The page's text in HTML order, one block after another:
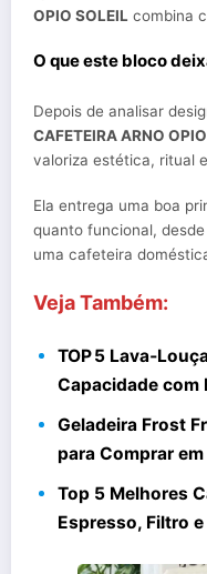
OPIO SOLEIL combina
O que este bloco
Depois de analisar
CAFETEIRA ARNO
valoriza estética, ritual
Ela entrega uma boa
quanto funcional,
uma cafeteira
Veja Também:
TOP 5
Capacidade com
Geladeira Frost
para Comprar
Top 5 Melhores
Espresso, Filtro